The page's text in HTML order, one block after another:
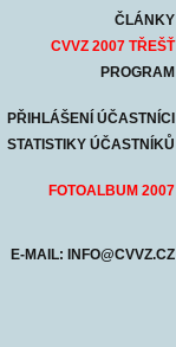
ČLÁNKY
CVVZ 2007 TŘEŠŤ
PROGRAM
PŘIHLÁŠENÍ ÚČASTNÍCI
STATISTIKY ÚČASTNÍKŮ
FOTOALBUM 2007
E-MAIL: INFO@CVVZ.CZ